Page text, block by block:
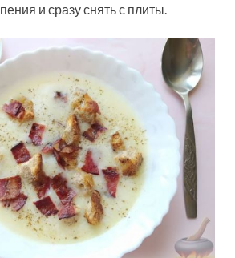
и сразу снять с плиты.